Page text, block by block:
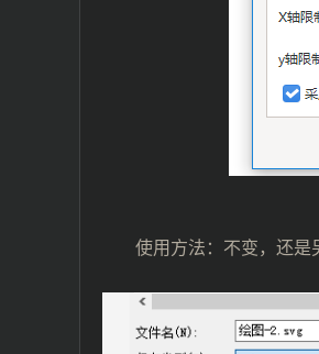
使用方法：不变，还是